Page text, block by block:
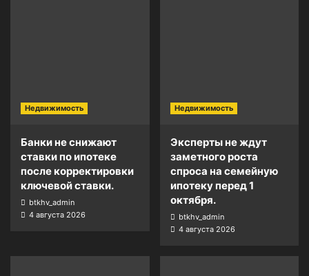
Недвижимость
Банки не снижают
ставки по ипотеке
после корректировки
ключевой ставки.
btkhv_admin
4 августа 2026
Недвижимость
Эксперты не ждут
заметного роста
спроса на семейную
ипотеку перед 1
октября.
btkhv_admin
4 августа 2026